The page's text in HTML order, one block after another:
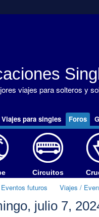
viajes para solteros y
Viajes para singles Foros
Circuitos
futuros Viajes /
julio 7,